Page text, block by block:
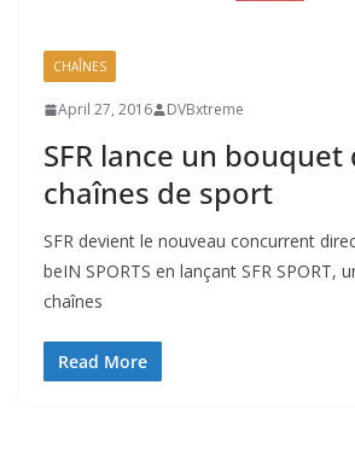
CHAÎNES
April 27, 2016 DVBxtreme
SFR lance un bouquet
chaînes de sport
SFR devient le nouveau concurrent
beIN SPORTS en lançant SFR SPORT,
chaînes
Read More